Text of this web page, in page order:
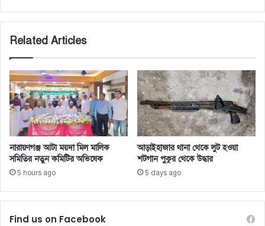
Related Articles
নারায়ণগঞ্জ আটা ময়দা মিল মালিক
সমিতির নতুন কমিটির অভিষেক
5 hours ago
আড়াইহাজার থানা থেকে লুট হওয়া
শটগান পুকুর থেকে উদ্ধার
5 days ago
Find us on Facebook